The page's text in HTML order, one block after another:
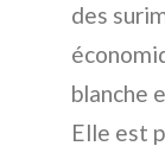
des
blanche
Elle est